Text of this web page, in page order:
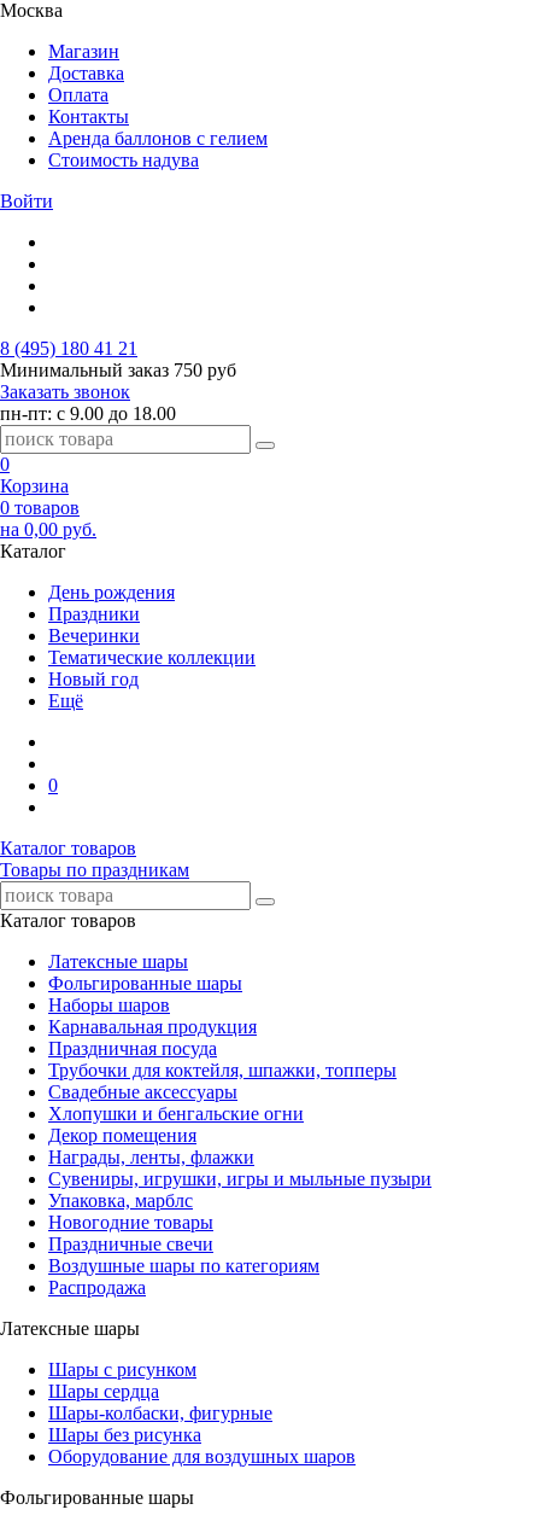
Москва
Магазин
Доставка
Оплата
Контакты
Аренда баллонов с гелием
Стоимость надува
Войти
8 (495) 180 41 21
Минимальный заказ 750 руб
Заказать звонок
пн-пт: с 9.00 до 18.00
0
Корзина
0 товаров
на 0,00 руб.
Каталог
День рождения
Праздники
Вечеринки
Тематические коллекции
Новый год
Ещё
0
Каталог товаров
Товары по праздникам
Каталог товаров
Латексные шары
Фольгированные шары
Наборы шаров
Карнавальная продукция
Праздничная посуда
Трубочки для коктейля, шпажки, топперы
Свадебные аксессуары
Хлопушки и бенгальские огни
Декор помещения
Награды, ленты, флажки
Сувениры, игрушки, игры и мыльные пузыри
Упаковка, марблс
Новогодние товары
Праздничные свечи
Воздушные шары по категориям
Распродажа
Латексные шары
Шары с рисунком
Шары сердца
Шары-колбаски, фигурные
Шары без рисунка
Оборудование для воздушных шаров
Фольгированные шары